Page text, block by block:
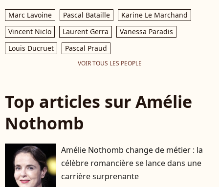
Marc Lavoine Pascal Bataille
Karine Le Marchand
Vincent Niclo
Laurent Gerra
Vanessa Paradis
Louis Ducruet
Pascal Praud
VOIR TOUS LES PEOPLE
Top articles sur Amélie
Nothomb
Amélie Nothomb change de métier : la
célèbre romancière se lance dans une
carrière surprenante